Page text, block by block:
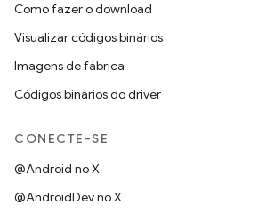
Como fazer o download
Visualizar códigos binários
Imagens de fábrica
Códigos binários do driver
CONECTE-SE
@Android no X
@AndroidDev no X